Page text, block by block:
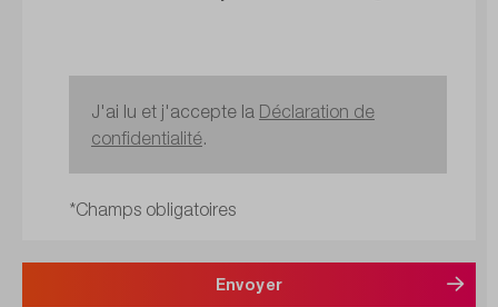
J'ai lu et j'accepte la Déclaration de
confidentialité.
*Champs obligatoires
Envoyer